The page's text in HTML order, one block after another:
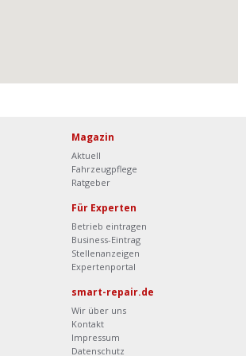
Magazin
Aktuell
Fahrzeugpflege
Ratgeber
Für Experten
Betrieb eintragen
Business-Eintrag
Stellenanzeigen
Expertenportal
smart-repair.de
Wir über uns
Kontakt
Impressum
Datenschutz